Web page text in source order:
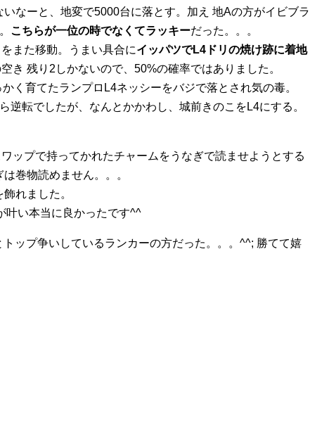
なーと、地変で5000台に落とす。加え 地Aの方がイビブラ
こちらが一位の時でなくてラッキーだった。。。
また移動。うまい具合にイッパツでL4ドリの焼け跡に着地
き 残り2しかないので、50%の確率ではありました。
く育てたランプロL4ネッシーをバジで落とされ気の毒。
逆転でしたが、なんとかかわし、城前きのこをL4にする。
ップで持ってかれたチャームをうなぎで読ませようとする
巻物読めません。。。
れました。
叶い本当に良かったです^^
ップ争いしているランカーの方だった。。。^^; 勝てて嬉